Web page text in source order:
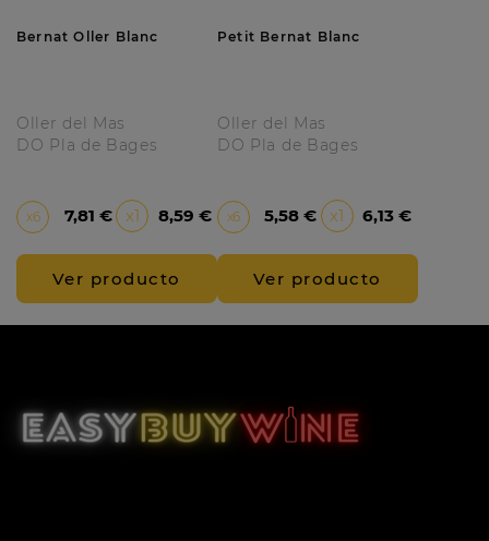
Bernat Oller Blanc
Oller del Mas
DO Pla de Bages
x6 7,81 € x1 Precio
8,59 €
Ver producto
Petit Bernat Blanc
Oller del Mas
DO Pla de Bages
x6 5,58 € x1 Precio
6,13 €
Ver producto